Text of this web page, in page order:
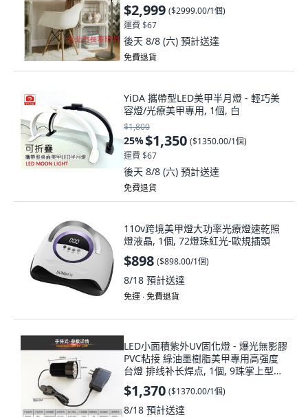
$2,999 ($2999.00/1個)
運費 $67
後天 8/8 (六) 預計送達
免費退貨
YiDA 攜帶型LED美甲半月燈 - 輕巧美
容燈/光療美甲專用, 1個, 白
$1,800
25%$1,350 ($1350.00/1個)
運費 $67
後天 8/8 (六) 預計送達
免費退貨
110v跨境美甲燈大功率光療燈速乾照
燈液晶, 1個, 72燈珠紅光-歐規插頭
$898 ($898.00/1個)
8/18 預計送達
免運 ∙ 免費退貨
LED小面積紫外UV固化燈 - 爆光無影膠
PVC粘接 綠油墨樹脂美甲專用高强度
台燈 排线补长焊点, 1個, 9珠掌上型
（395nm）（能量不可調）,16-20W
$1,370 ($1370.00/1個)
8/18 預計送達